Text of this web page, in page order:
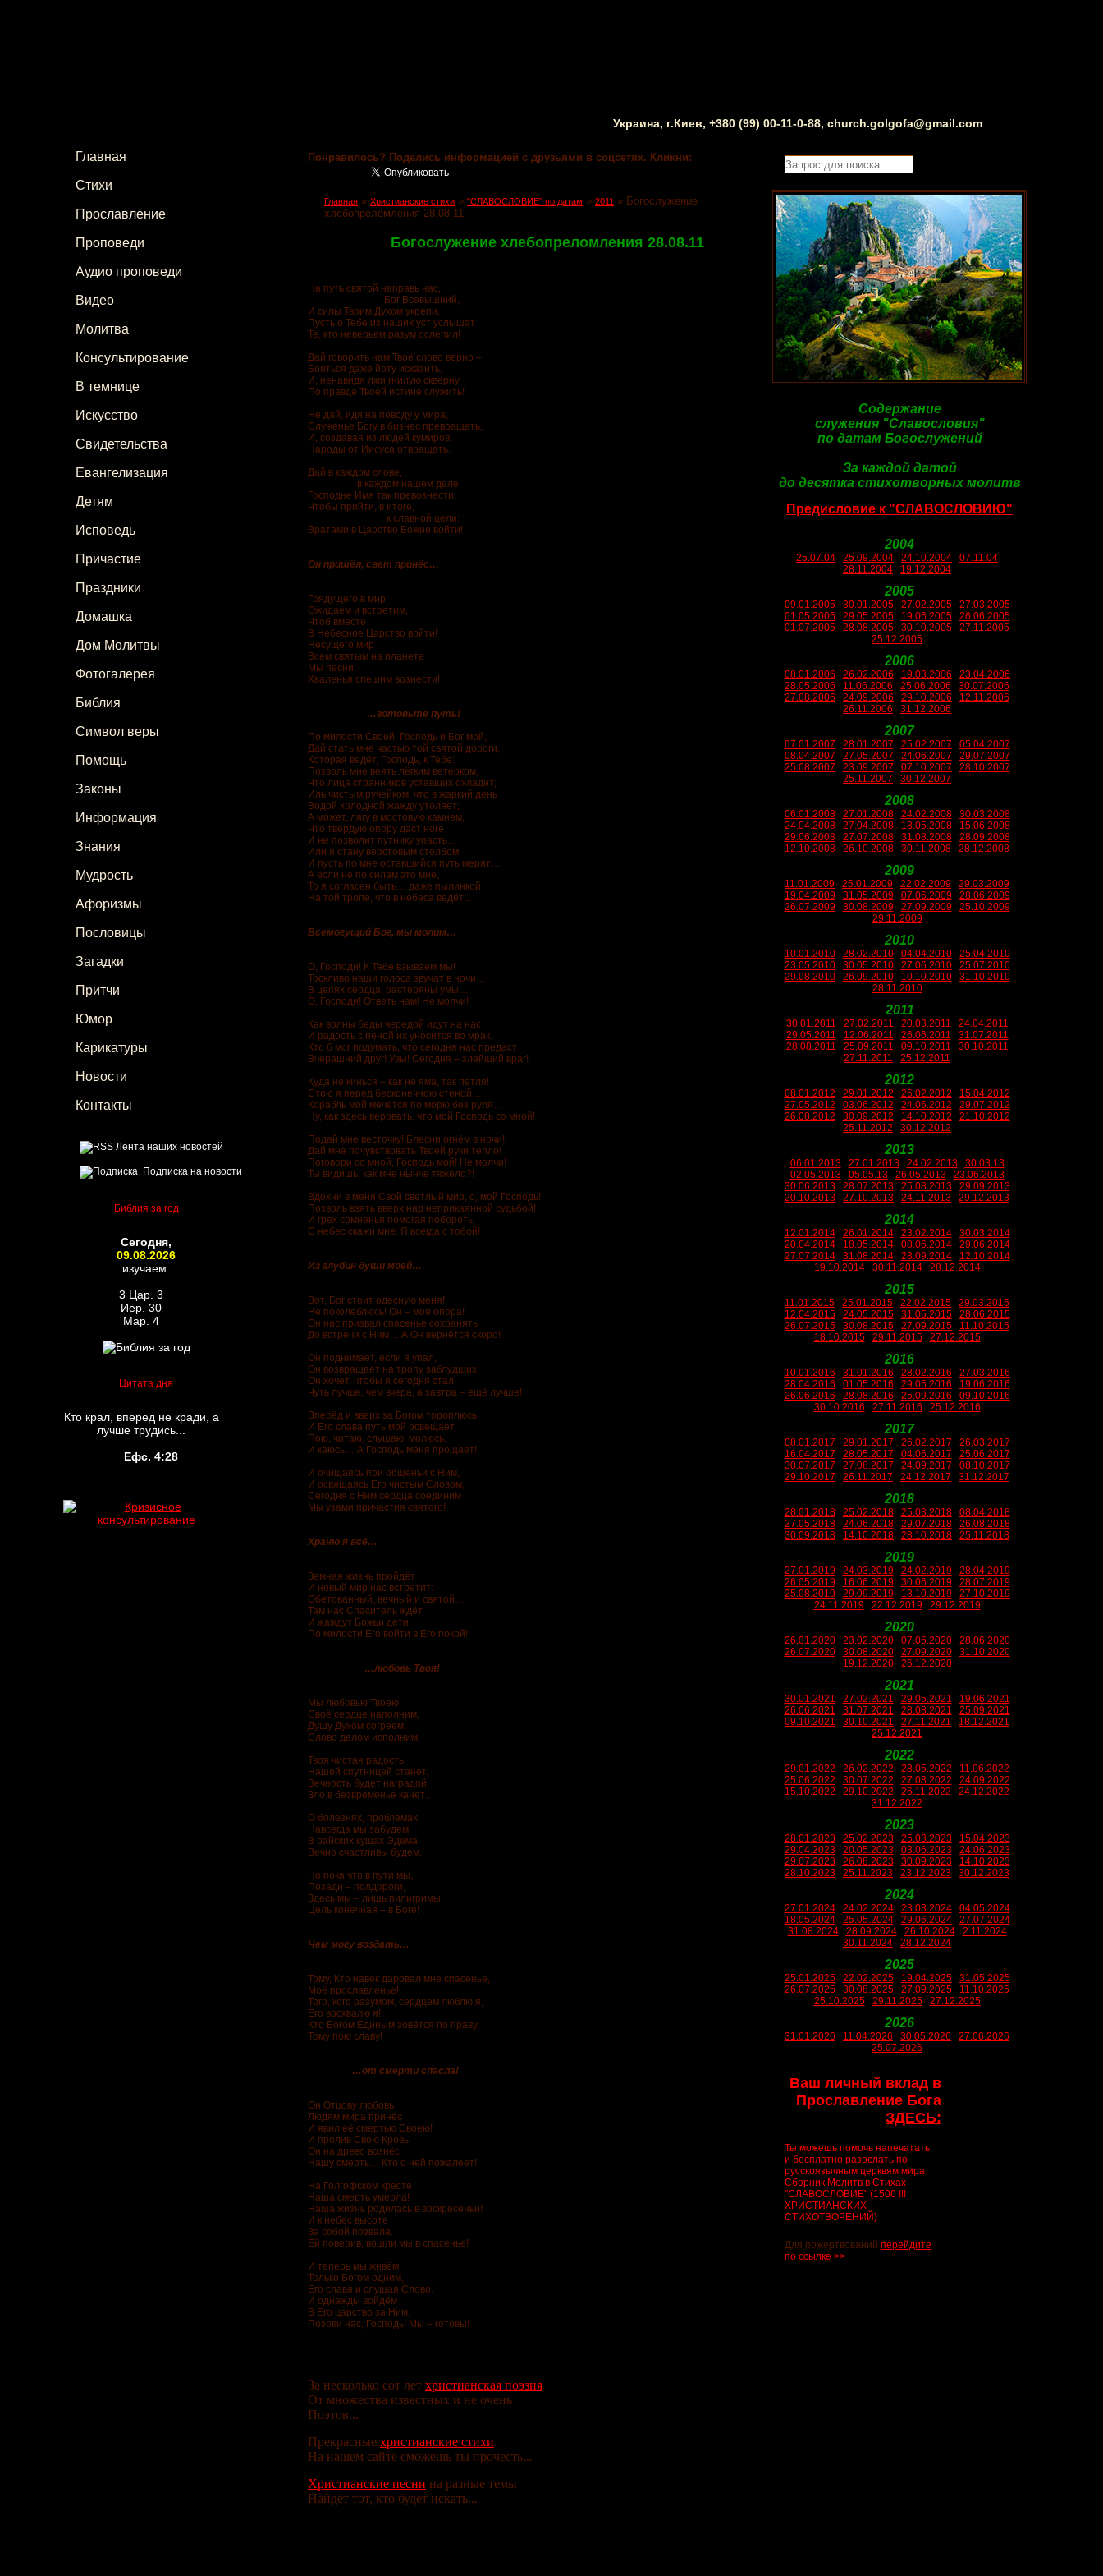
Украина, г.Киев, +380 (99) 00-11-0-88, church.golgofa@gmail.com
Главная
Стихи
Прославление
Проповеди
Аудио проповеди
Видео
Молитва
Консультирование
В темнице
Искусство
Свидетельства
Евангелизация
Детям
Исповедь
Причастие
Праздники
Домашка
Дом Молитвы
Фотогалерея
Библия
Символ веры
Помощь
Законы
Информация
Знания
Мудрость
Афоризмы
Пословицы
Загадки
Притчи
Юмор
Карикатуры
Новости
Контакты
Лента наших новостей
Подписка на новости
Библия за год
Сегодня,
09.08.2026
изучаем:
3 Цар. 3
Иер. 30
Мар. 4
Цитата дня
Кто крал, вперед не кради, а
лучше трудись...
Ефс. 4:28
Понравилось? Поделись информацией с друзьями в соцсетях. Кликни:
Главная » Христианские стихи » "СЛАВОСЛОВИЕ" по датам » 2011 » Богослужение
хлебопреломления 28.08.11
Богослужение хлебопреломления 28.08.11
На путь святой направь нас,
Бог Всевышний,
И силы Твоим Духом укрепи.
Пусть о Тебе из наших уст услышат
Те, кто неверьем разум ослепил!
Дай говорить нам Твоё слово верно –
Бояться даже йоту исказить,
И, ненавидя лжи гнилую скверну,
По правде Твоей истине служить!
Не дай, идя на поводу у мира,
Служенье Богу в бизнес превращать,
И, создавая из людей кумиров,
Народы от Иисуса отвращать.
Дай в каждом слове,
в каждом нашем деле
Господне Имя так превознести,
Чтобы прийти, в итоге,
к славной цели:
Вратами в Царство Божие войти!
Он пришёл, свет принёс…
Грядущего в мир
Ожидаем и встретим,
Чтоб вместе
В Небесное Царство войти!
Несущего мир
Всем святым на планете
Мы песни
Хваленья спешим вознести!
…готовьте путь!
По милости Своей, Господь и Бог мой,
Дай стать мне частью той святой дороги,
Которая ведёт, Господь, к Тебе:
Позволь мне веять лёгким ветерком,
Что лица странников уставших охладит;
Иль чистым ручейком, что в жаркий день
Водой холодной жажду утоляет;
А может, лягу в мостовую камнем,
Что твёрдую опору даст ноге
И не позволит путнику упасть…
Или я стану верстовым столбом
И пусть по мне оставшийся путь мерят…
А если не по силам это мне,
То я согласен быть… даже пылинкой
На той тропе, что в небеса ведёт!..
Всемогущий Бог, мы молим…
О, Господи! К Тебе взываем мы!
Тоскливо наши голоса звучат в ночи…
В цепях сердца, растеряны умы…
О, Господи! Ответь нам! Не молчи!
Как волны беды чередой идут на нас
И радость с пеной их уносится во мрак.
Кто б мог подумать, что сегодня нас предаст
Вчерашний друг! Увы! Сегодня – злейший враг!
Куда не кинься – как не яма, так петля!
Стою я перед бесконечною стеной…
Корабль мой мечется по морю без руля…
Ну, как здесь веровать, что мой Господь со мной!
Подай мне весточку! Блесни огнём в ночи!
Дай мне почувствовать Твоей руки тепло!
Поговори со мной, Господь мой! Не молчи!
Ты видишь, как мне нынче тяжело?!
Вдохни в меня Свой светлый мир, о, мой Господь!
Позволь взять вверх над неприкаянной судьбой!
И грех сомненья помогая побороть,
С небес скажи мне: Я всегда с тобой!
Из глубин души моей…
Вот, Бог стоит одесную меня!
Не поколеблюсь! Он – моя опора!
Он нас призвал спасенье сохранять
До встречи с Ним… А Он вернётся скоро!
Он поднимает, если я упал,
Он возвращает на тропу заблудших,
Он хочет, чтобы я сегодня стал
Чуть лучше, чем вчера, а завтра – ещё лучше!
Вперёд и вверх за Богом тороплюсь
И Его слава путь мой освещает.
Пою, читаю, слушаю, молюсь,
И каюсь… А Господь меня прощает!
И очищаясь при общеньи с Ним,
И освящаясь Его чистым Словом,
Сегодня с Ним сердца соединим
Мы узами причастия святого!
Храню я всё…
Земная жизнь пройдёт
И новый мир нас встретит:
Обетованный, вечный и святой…
Там нас Спаситель ждёт
И жаждут Божьи дети
По милости Его войти в Его покой!
…любовь Твоя!
Мы любовью Твоею
Своё сердце наполним,
Душу Духом согреем,
Слово делом исполним.
Твоя чистая радость
Нашей спутницей станет,
Вечность будет наградой,
Зло в безвременье канет…
О болезнях, проблемах
Навсегда мы забудем.
В райских кущах Эдема
Вечно счастливы будем.
Но пока что в пути мы,
Позади – полдороги,
Здесь мы – лишь пилигримы,
Цель конечная – в Боге!
Чем могу воздать…
Тому, Кто навек даровал мне спасенье,
Моё прославленье!
Того, кого разумом, сердцем люблю я,
Его восхвалю я!
Кто Богом Единым зовётся по праву,
Тому пою славу!
…от смерти спасла!
Он Отцову любовь
Людям мира принёс
И явил её смертью Своею!
И пролив Свою Кровь
Он на древо вознёс
Нашу смерть… Кто о ней пожалеет!
На Голгофском кресте
Наша смерть умерла!
Наша жизнь родилась в воскресеньи!
И к небес высоте
За собой позвала.
Ей поверив, вошли мы в спасенье!
И теперь мы живём
Только Богом одним,
Его славя и слушая Слово.
И однажды войдём
В Его царство за Ним.
Позови нас, Господь! Мы – готовы!
За несколько сот лет христианская поэзия
От множества известных и не очень
Поэтов...
Прекрасные христианские стихи
На нашем сайте сможешь ты прочесть...
Христианские песни на разные темы
Найдёт тот, кто будет искать...
Содержание
служения "Славословия"
по датам Богослужений
За каждой датой
до десятка стихотворных молитв
Предисловие к "СЛАВОСЛОВИЮ"
2004
25.07.04 25.09.2004 24.10.2004
07.11.04
28.11.2004
19.12.2004
2005
09.01.2005 30.01.2005 27.02.2005
27.03.2005
01.05.2005
29.05.2005 19.06.2005
26.06.2005
01.07.2005
28.08.2005 30.10.2005
27.11.2005
25.12.2005
2006
08.01.2006 26.02.2006 19.03.2006
23.04.2006
28.05.2006
11.06.2006 25.06.2006
30.07.2006
27.08.2006
24.09.2006 29.10.2006
12.11.2006
26.11.2006
31.12.2006
2007
07.01.2007 28.01.2007 25.02.2007
05.04.2007
08.04.2007
27.05.2007 24.06.2007
29.07.2007
25.08.2007
23.09.2007 07.10.2007
28.10.2007
25.11.2007
30.12.2007
2008
06.01.2008 27.01.2008 24.02.2008
30.03.2008
24.04.2008
27.04.2008 18.05.2008
15.06.2008
29.06.2008
27.07.2008 31.08.2008
28.09.2008
12.10.2008
26.10.2008 30.11.2008 28.12.2008
2009
11.01.2009 25.01.2009 22.02.2009
29.03.2009
19.04.2009
31.05.2009 07.06.2009
28.06.2009
26.07.2009
30.08.2009 27.09.2009
25.10.2009
29.11.2009
2010
10.01.2010 28.02.2010 04.04.2010
25.04.2010
23.05.2010
30.05.2010 27.06.2010
25.07.2010
29.08.2010
26.09.2010 10.10.2010
31.10.2010
28.11.2010
2011
30.01.2011 27.02.2011 20.03.2011
24.04.2011
29.05.2011
12.06.2011 26.06.2011
31.07.2011
28.08.2011
25.09.2011 09.10.2011
30.10.2011
27.11.2011
25.12.2011
2012
08.01.2012 29.01.2012 26.02.2012
15.04.2012
27.05.2012
03.06.2012 24.06.2012
29.07.2012
26.08.2012
30.09.2012 14.10.2012
21.10.2012
25.11.2012
30.12.2012
2013
06.01.2013 27.01.2013 24.02.2013
30.03.13
02.05.2013
05.05.13 26.05.2013
23.06.2013
30.06.2013
28.07.2013 25.08.2013
29.09.2013
20.10.2013
27.10.2013 24.11.2013 29.12.2013
2014
12.01.2014 26.01.2014 23.02.2014
30.03.2014
20.04.2014
18.05.2014 08.06.2014
29.06.2014
27.07.2014
31.08.2014 28.09.2014
12.10.2014
19.10.2014
30.11.2014 28.12.2014
2015
11.01.2015 25.01.2015 22.02.2015
29.03.2015
12.04.2015
24.05.2015 31.05.2015
28.06.2015
26.07.2015
30.08.2015 27.09.2015
11.10.2015
18.10.2015
29.11.2015 27.12.2015
2016
10.01.2016 31.01.2016 28.02.2016
27.03.2016
28.04.2016
01.05.2016 29.05.2016
19.06.2016
26.06.2016
28.08.2016 25.09.2016
09.10.2016
30.10.2016
27.11.2016 25.12.2016
2017
08.01.2017 29.01.2017 26.02.2017
26.03.2017
16.04.2017
28.05.2017 04.06.2017
25.06.2017
30.07.2017
27.08.2017 24.09.2017
08.10.2017
29.10.2017
26.11.2017 24.12.2017 31.12.2017
2018
28.01.2018 25.02.2018 25.03.2018
08.04.2018
27.05.2018
24.06.2018 29.07.2018
26.08.2018
30.09.2018
14.10.2018 28.10.2018 25.11.2018
2019
27.01.2019 24.03.2019 24.02.2019
28.04.2019
26.05.2019
16.06.2019 30.06.2019
28.07.2019
25.08.2019
29.09.2019 13.10.2019
27.10.2019
24.11.2019
22.12.2019 29.12.2019
2020
26.01.2020 23.02.2020 07.06.2020
28.06.2020
26.07.2020
30.08.2020 27.09.2020
31.10.2020
19.12.2020
26.12.2020
2021
30.01.2021 27.02.2021 29.05.2021
19.06.2021
26.06.2021
31.07.2021 28.08.2021
25.09.2021
09.10.2021
30.10.2021 27.11.2021
18.12.2021
25.12.2021
2022
29.01.2022 26.02.2022 28.05.2022
11.06.2022
25.06.2022
30.07.2022 27.08.2022
24.09.2022
15.10.2022
29.10.2022 26.11.2022
24.12.2022
31.12.2022
2023
28.01.2023 25.02.2023 25.03.2023
15.04.2023
29.04.2023
20.05.2023 03.06.2023
24.06.2023
29.07.2023
26.08.2023 30.09.2023
14.10.2023
28.10.2023
25.11.2023 23.12.2023 30.12.2023
2024
27.01.2024 24.02.2024 23.03.2024
04.05.2024
18.05.2024
25.05.2024 29.06.2024
27.07.2024
31.08.2024
28.09.2024 26.10.2024
2.11.2024
30.11.2024
28.12.2024
2025
25.01.2025 22.02.2025 19.04.2025
31.05.2025
26.07.2025
30.08.2025 27.09.2025
11.10.2025
25.10.2025
29.11.2025 27.12.2025
2026
31.01.2026 11.04.2026 30.05.2026
27.06.2026
25.07.2026
Ваш личный вклад в
Прославление Бога
ЗДЕСЬ:
Ты можешь помочь напечатать
и бесплатно разослать по
русскоязычным церквям мира
Сборник Молитв в Стихах
"СЛАВОСЛОВИЕ" (1500 !!!
ХРИСТИАНСКИХ
СТИХОТВОРЕНИЙ)
Для пожертвований перейдите
по ссылке >>